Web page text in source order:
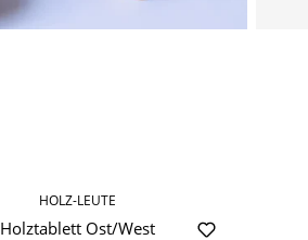
HOLZ-LEUTE
Holztablett Ost/West